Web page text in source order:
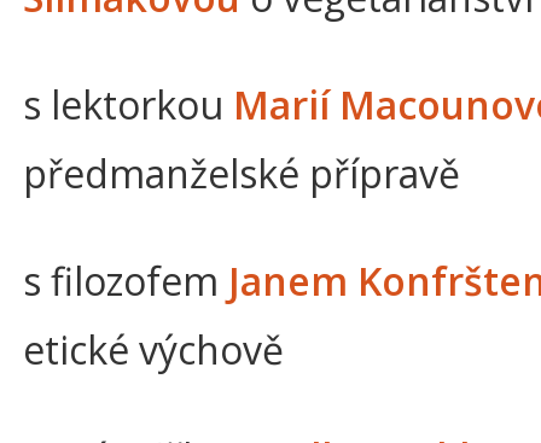
s lektorkou Marií
předmanželské přípravě
s filozofem Janem
etické výchově